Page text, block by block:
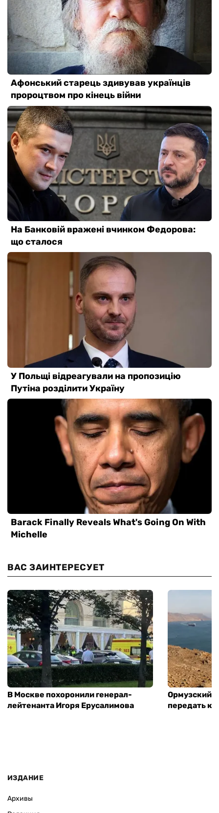
ВАС ЗАИНТЕРЕСУЕТ
В Москве похоронили генерал-
лейтенанта Игоря Ерусалимова
Ормузский
передать
ИЗДАНИЕ
Архивы